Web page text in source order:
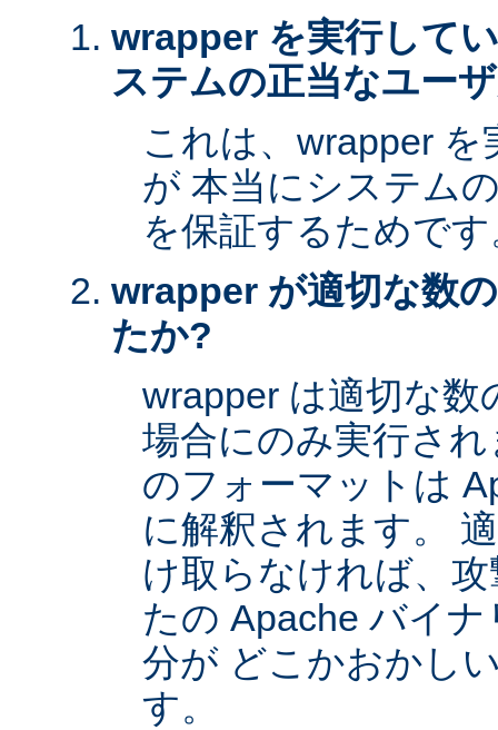
wrapper を実行して
ステムの正当なユー
これは、wrapper
が 本当にシステム
を保証するためで
wrapper が適切な数
たか?
wrapper は適切な
場合にのみ実行さ
のフォーマットは
に解釈されます。
け取らなければ、
たの Apache バイ
分が どこかおかし
す。